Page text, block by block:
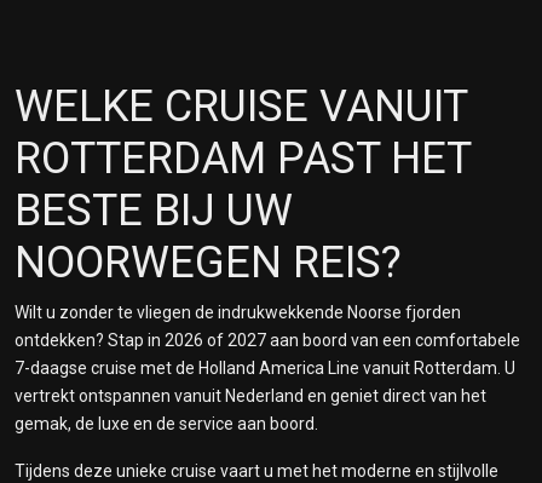
WELKE CRUISE VANUIT
ROTTERDAM PAST HET
BESTE BIJ UW
NOORWEGEN REIS?
Wilt u zonder te vliegen de indrukwekkende Noorse fjorden
ontdekken? Stap in 2026 of 2027 aan boord van een comfortabele
7-daagse cruise met de Holland America Line vanuit Rotterdam. U
vertrekt ontspannen vanuit Nederland en geniet direct van het
gemak, de luxe en de service aan boord.
Tijdens deze unieke cruise vaart u met het moderne en stijlvolle